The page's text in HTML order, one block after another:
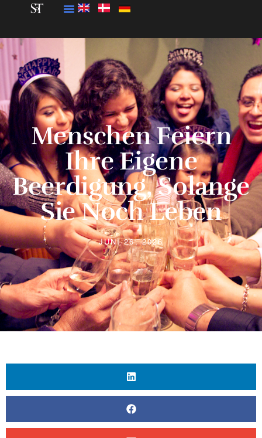
Menschen Feiern
Ihre Eigene
Beerdigung, Solange
Sie Noch Leben
JUNI 26, 2026